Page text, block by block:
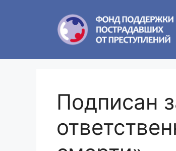
Подписан